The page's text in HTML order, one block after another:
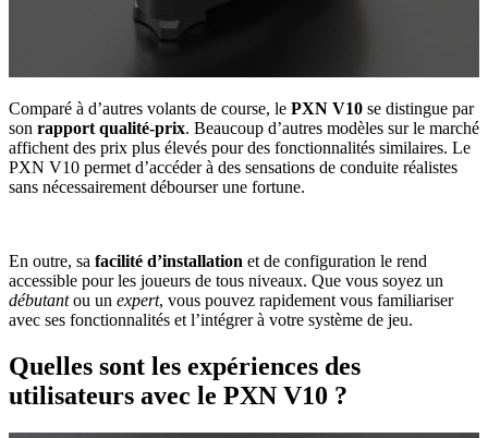
Comparé à d’autres volants de course, le PXN V10 se distingue par
son rapport qualité-prix. Beaucoup d’autres modèles sur le marché
affichent des prix plus élevés pour des fonctionnalités similaires. Le
PXN V10 permet d’accéder à des sensations de conduite réalistes
sans nécessairement débourser une fortune.
En outre, sa facilité d’installation et de configuration le rend
accessible pour les joueurs de tous niveaux. Que vous soyez un
débutantou un expert, vous pouvez rapidement vous familiariser
avec ses fonctionnalités et l’intégrer à votre système de jeu.
Quelles sont les expériences des
utilisateurs avec le PXN V10 ?